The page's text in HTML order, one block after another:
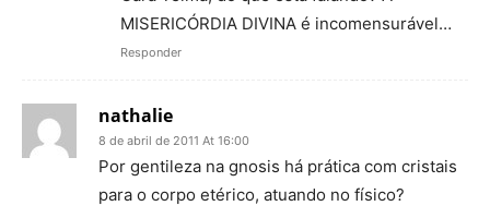
MISERICÓRDIA DIVINA é incomensurável…
Responder
nathalie
8 de abril de 2011 At 16:00
Por gentileza na gnosis há prática com cristais
para o corpo etérico, atuando no físico?